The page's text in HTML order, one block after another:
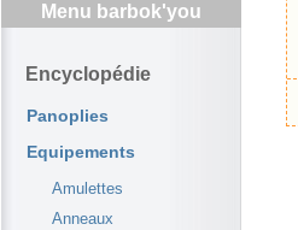
Menu barbok'you
Encyclopédie
Panoplies
Equipements
Amulettes
Anneaux